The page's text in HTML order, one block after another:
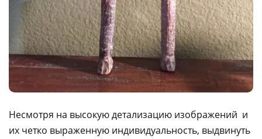
Несмотря на высокую детализацию изображений и
их четко выраженную индивидуальность, выдвинуть